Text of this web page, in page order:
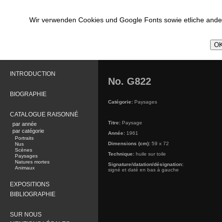
Wir verwenden Cookies und Google Fonts sowie etliche
INTRODUCTION
BIOGRAPHIE
CATALOGUE RAISONNÉ
par année
par catégorie
Portraits
Nus
Scènes
Paysages
Natures mortes
Animaux
EXPOSITIONS
BIBLIOGRAPHIE
SUR NOUS
No. G822
Catégorie: Paysages
Titre: Paysage
Année: 1961
Dimensions (cm): 59 x 72
Technique: huile sur toile
Signature/datation/désignation:
signé et daté en bas à gauche